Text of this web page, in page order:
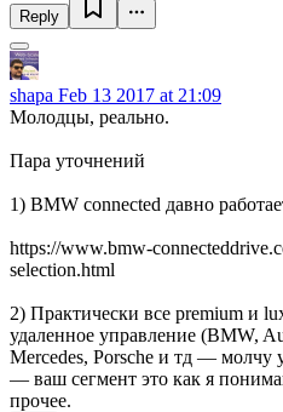
Reply
shapa Feb 13 2017 at 21:09
Молодцы, реально.
Пара уточнений
1) BMW connected давно
https://www.bmw-
selection.html
2) Практически все premium и
удаленное управление (BMW,
Mercedes, Porsche и тд — молчу
— ваш сегмент это как я
прочее.